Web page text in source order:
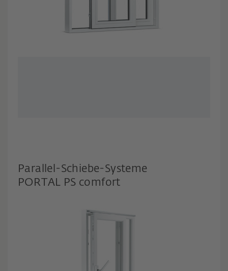
Parallel-Schiebe-Systeme
PORTAL PS comfort